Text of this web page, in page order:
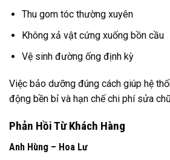
Thu gom tóc thường xuyên
Không xả vật cứng xuống bồn cầu
Vệ sinh đường ống định kỳ
Việc bảo dưỡng đúng cách giúp hệ
động bền bỉ và hạn chế chi phí sửa
Phản Hồi Từ Khách Hàng
Anh Hùng – Hoa Lư